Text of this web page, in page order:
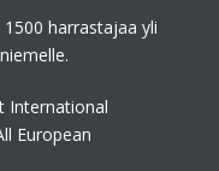
harrastajaa yli
International
European